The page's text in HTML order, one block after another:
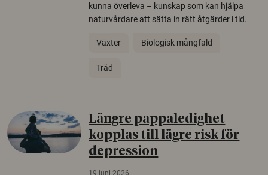
kunna överleva – kunskap som kan hjälpa
naturvårdare att sätta in rätt åtgärder i tid.
Växter Biologisk mångfald
Träd
Längre pappaledighet
kopplas till lägre risk för
depression
19 juni 2026